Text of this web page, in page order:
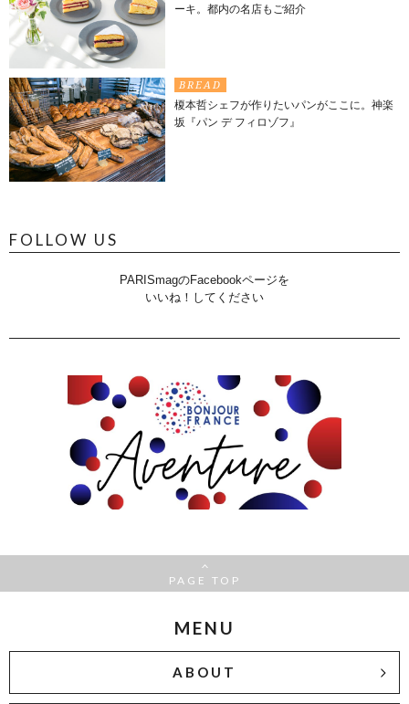
ーキ。都内の名店もご紹介
BREAD
榎本哲シェフが作りたいパンがここに。神楽
坂『パン デ フィロゾフ』
FOLLOW US
PARISmagのFacebookページを
いいね！してください
PAGE TOP
MENU
ABOUT